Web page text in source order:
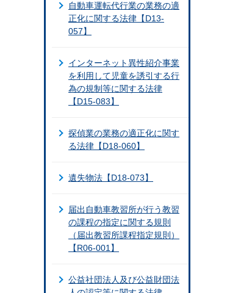
自動車運転代行業の業務の適
正化に関する法律【D13-
057】
インターネット異性紹介事業
を利用して児童を誘引する行
為の規制等に関する法律
【D15-083】
探偵業の業務の適正化に関す
る法律【D18-060】
遺失物法【D18-073】
届出自動車教習所が行う教習
の課程の指定に関する規則
（届出教習所課程指定規則）
【R06-001】
公益社団法人及び公益財団法